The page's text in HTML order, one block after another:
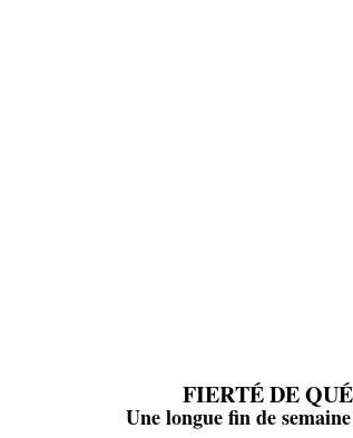
FIERTÉ DE
Une longue fin de